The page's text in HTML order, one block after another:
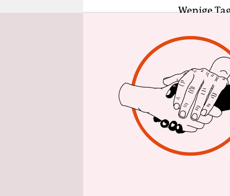
Wenige
die
wurde
sagte der
von Guth
so
Am
Guth